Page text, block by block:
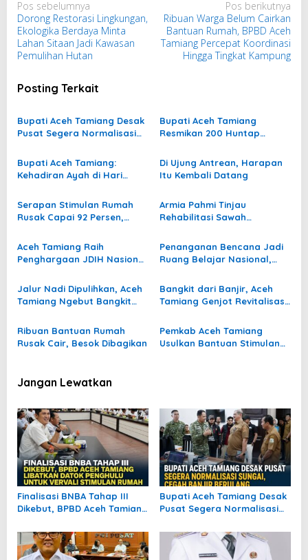
N
a
v
i
a
i
o
s
Pos sebelumnya
Dorong Restorasi Lingkungan,
Ekologika Berdaya Minta
Lahan Sitaan Jadi Kawasan
Pemulihan Hutan
Pos berikutnya
Ribuan Warga Belum Cairkan
Bantuan Rumah, BPBD Aceh
Tamiang Percepat Koordinasi
Hingga Tingkat Kampung
Posting Terkait
Bupati Aceh Tamiang Desak
Pusat Segera Normalisasi
Berulang
Bupati Aceh Tamiang
Resmikan 200 Huntap
untuk Korban Bencana
Bupati Aceh Tamiang:
Kehadiran Ayah di Hari
Mental Anak
Di Ujung Antrean, Harapan
Itu Kembali Datang
Serapan Stimulan Rumah
Rusak Capai 92 Persen,
Jemput Bola ke BNPB untuk
Percepatan Tahap III dan IV
Armia Pahmi Tinjau
Rehabilitasi Sawah
Aceh Tamiang Mulai Bangkit
Aceh Tamiang Raih
Penghargaan JDIH Nasional
Akses Informasi Hukum
untuk Publik
Penanganan Bencana Jadi
Ruang Belajar Nasional,
Kepemimpinan di Tengah
Pemulihan
Jalur Nadi Dipulihkan, Aceh
Tamiang Ngebut Bangkit
Bangkit dari Banjir, Aceh
Tamiang Genjot Revitalisasi
Gerakan Mengaji
Ribuan Bantuan Rumah
Rusak Cair, Besok Dibagikan
Pemkab Aceh Tamiang
Usulkan Bantuan Stimulan
Jangan Lewatkan
Finalisasi BNBA Tahap III
Dikebut, BPBD Aceh Tamiang
untuk Vervali Stimulan
Rumah
Bupati Aceh Tamiang Desak
Pusat Segera Normalisasi
Berulang